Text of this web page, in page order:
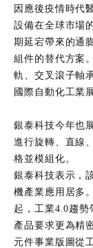
因應後疫情時代
設備在全球市場
期延宕帶來的通
組件的替代方案
軌、交叉滾子軸
國際自動化工業
銀泰科技今年也
進行旋轉、直線
格並模組化。
銀泰科技表示，
機產業應用居多
起，工業4.0趨
產品要求更為精
元件事業版圖從